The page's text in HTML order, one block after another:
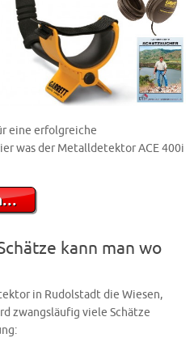
eine erfolgreiche
was der Metalldetektor ACE 400i
kann man wo
in Rudolstadt die Wiesen,
zwangsläufig viele Schätze